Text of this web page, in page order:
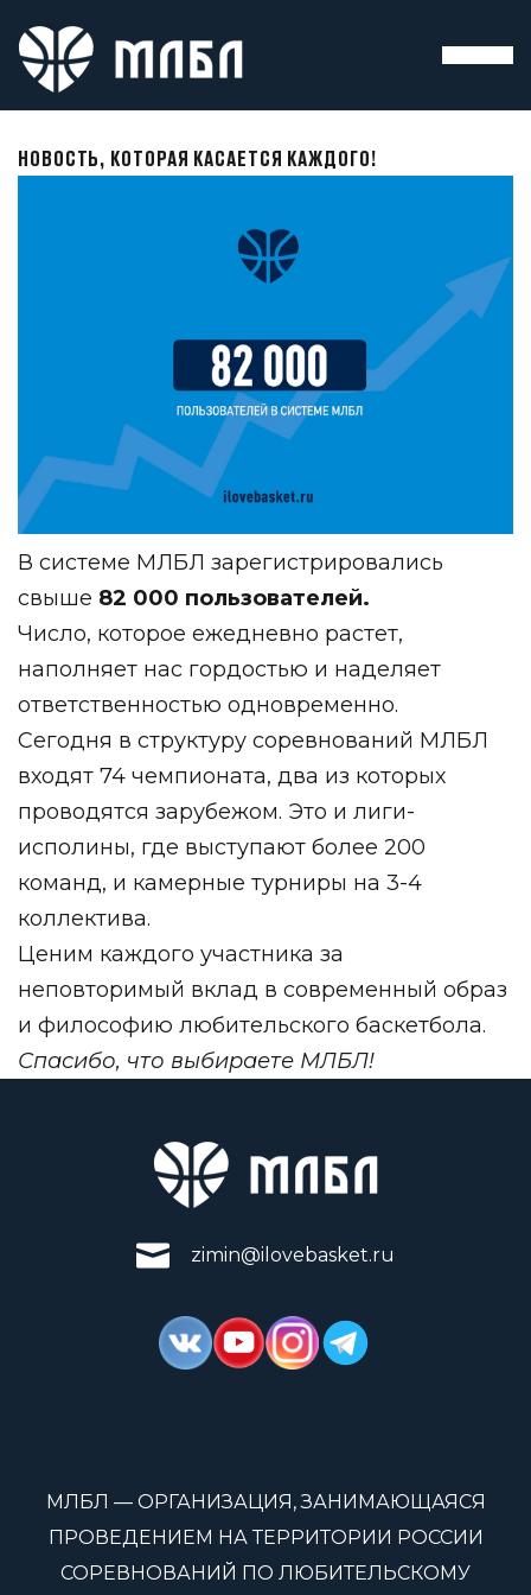
НОВОСТЬ, КОТОРАЯ КАСАЕТСЯ КАЖДОГО!
В системе МЛБЛ зарегистрировались
свыше 82 000 пользователей.
Число, которое ежедневно растет,
наполняет нас гордостью и наделяет
ответственностью одновременно.
Сегодня в структуру соревнований МЛБЛ
входят 74 чемпионата, два из которых
проводятся зарубежом. Это и лиги-
исполины, где выступают более 200
команд, и камерные турниры на 3-4
коллектива.
Ценим каждого участника за
неповторимый вклад в современный образ
и философию любительского баскетбола.
Спасибо, что выбираете МЛБЛ!
zimin@ilovebasket.ru
МЛБЛ — ОРГАНИЗАЦИЯ, ЗАНИМАЮЩАЯСЯ
ПРОВЕДЕНИЕМ НА ТЕРРИТОРИИ РОССИИ
СОРЕВНОВАНИЙ ПО ЛЮБИТЕЛЬСКОМУ